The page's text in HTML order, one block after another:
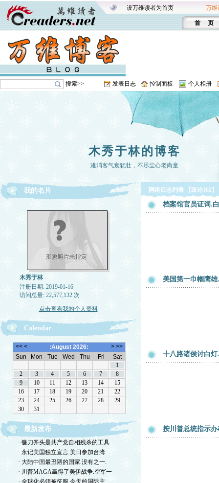
设万维读者为首页 万维
首 页
搜索>> 发表日志 控制面板 个人相册
木秀于林的博客
难消客气衰犹壮，不尽尘心老尚童
我的名片
木秀于林
注册日期: 2019-01-16
访问总量: 22,577,132 次
点击查看我的个人资料
Calendar
最新发布
· 镰刀斧头是共产党自相残杀的工具
· 永记美国独立宣言.美日参加台湾
· 大陆中国最丑陋的国家.没有之一.
· 川普MAGA赢得了美伊战争.空军一
· 全球化必须被征服.今天的国际主
网络日志列表 【政论362】
档案馆官员证词.
美国第一巾帼鹰
十八路诸侯讨白
按川普总统指示